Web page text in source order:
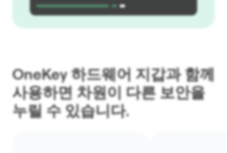
OneKey 하드웨어 지갑과 함께
사용하면 차원이 다른 보안을
누릴 수 있습니다.